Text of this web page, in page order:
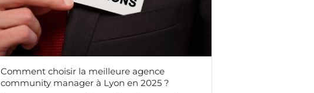
Comment choisir la meilleure agence
community manager à Lyon en 2025 ?